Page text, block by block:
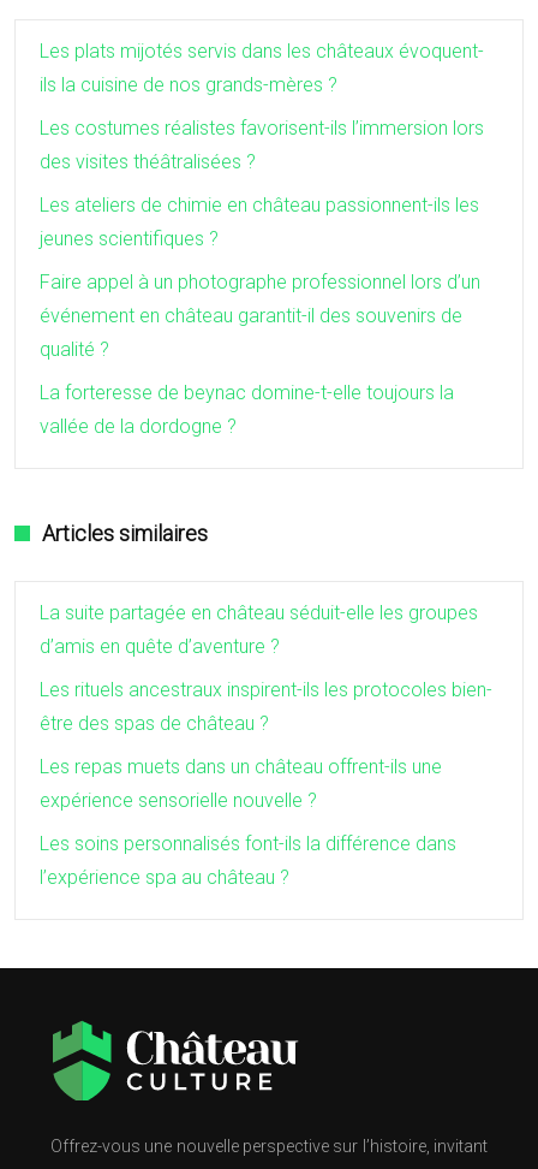
Les plats mijotés servis dans les châteaux évoquent-
ils la cuisine de nos grands-mères ?
Les costumes réalistes favorisent-ils l’immersion lors
des visites théâtralisées ?
Les ateliers de chimie en château passionnent-ils les
jeunes scientifiques ?
Faire appel à un photographe professionnel lors d’un
événement en château garantit-il des souvenirs de
qualité ?
La forteresse de beynac domine-t-elle toujours la
vallée de la dordogne ?
Articles similaires
La suite partagée en château séduit-elle les groupes
d’amis en quête d’aventure ?
Les rituels ancestraux inspirent-ils les protocoles bien-
être des spas de château ?
Les repas muets dans un château offrent-ils une
expérience sensorielle nouvelle ?
Les soins personnalisés font-ils la différence dans
l’expérience spa au château ?
Offrez-vous une nouvelle perspective sur l’histoire, invitant